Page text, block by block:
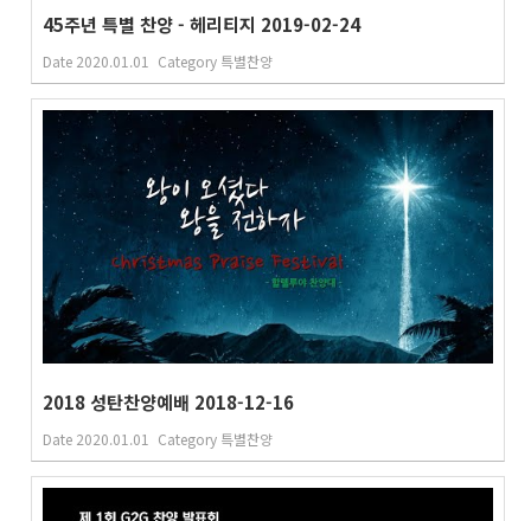
45주년 특별 찬양 - 헤리티지 2019-02-24
Date 2020.01.01 Category 특별찬양
2018 성탄찬양예배 2018-12-16
Date 2020.01.01 Category 특별찬양